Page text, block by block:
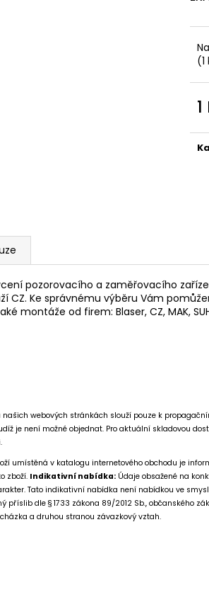
(1
pozorovacího a zaměřovacího
CZ. Ke správnému výběru Vám
montáže od firem: Blaser, CZ, MAK, SUHL,
webových stránkách slouží pouze k
je není možné objednat. Pro aktuální skladovou
umístěná v katalogu internetového obchodu je
zboží. Indikativní nabídka: Údaje obsažené na
Tato indikativní nabídka není nabídkou ve
příslib dle § 1733 zákona 89/2012 Sb., občanského
a druhou stranou závazkový vztah.
NŮŽ